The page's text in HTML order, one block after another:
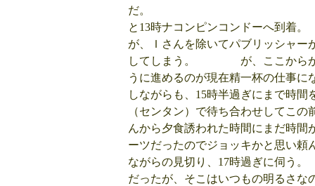
だ。 早めの昼食を
と13時ナコンピンコンドーへ
が、Ｉさんを除いてパブリッシャー
してしまう。 が、ここからが始
うに進めるのが現在精一杯
しながらも、15時半過ぎ
（センタン）で待ち合わせしてこ
んから夕食誘われた時間にまだ
ーツだったのでジョッキかと思い頼
ながらの見切り、17時過ぎに伺う
だったが、そこはいつもの明るさな